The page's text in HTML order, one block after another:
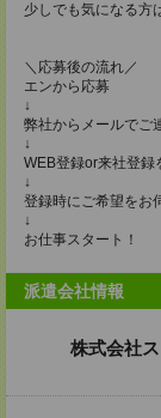
少しでも気になる方
＼応募後の流れ／
エンから応募
↓
弊社からメールでご
↓
WEB登録or来社登録
↓
登録時にご希望をお
↓
お仕事スタート！
派遣会社情報
株式会社